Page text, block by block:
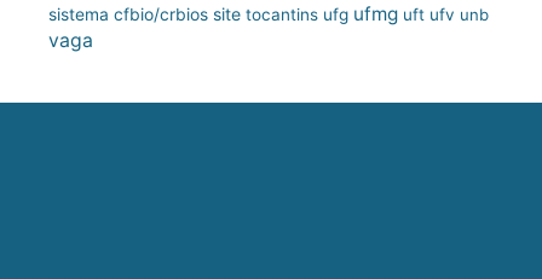
sistema cfbio/crbios site tocantins ufg ufmg uft ufv unb
vaga